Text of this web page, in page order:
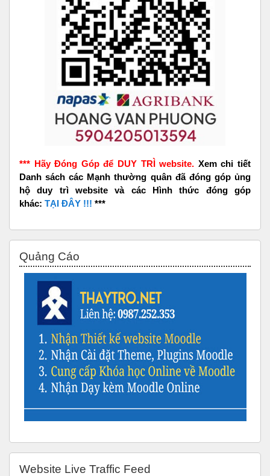
*** Hãy Đóng Góp để DUY TRÌ website. Xem chi tiết
Danh sách các Mạnh thường quân đã đóng góp ủng
hộ duy trì website và các Hình thức đóng góp
khác: TẠI ĐÂY !!! ***
Quảng Cáo
Website Live Traffic Feed